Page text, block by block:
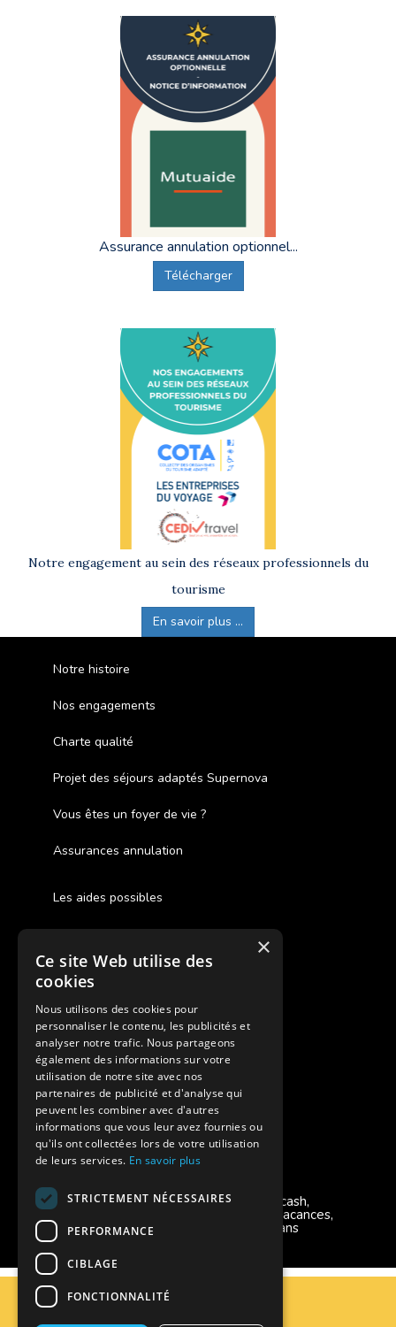
Assurance annulation optionnel...
Télécharger
Notre engagement au sein des réseaux professionnels du
tourisme
En savoir plus ...
Notre histoire
Nos engagements
Charte qualité
Projet des séjours adaptés Supernova
Vous êtes un foyer de vie ?
Assurances annulation
Les aides possibles
Cash Back
Pour les fratries
Facebook Supernova
Instagram Supernova
Colonie de vacances SUPERNOVA
Modes de règlement acceptés
Chèque, Virement, Espèces, Mandats cash,
Bons CAF, Conseil général, Chèques vacances,
Carte bancaire, Prise en charge reçu sans
règlement, Prélèvement
×
Ce site Web utilise des
cookies
Nous utilisons des cookies pour
personnaliser le contenu, les publicités et
analyser notre trafic. Nous partageons
également des informations sur votre
utilisation de notre site avec nos
partenaires de publicité et d'analyse qui
peuvent les combiner avec d'autres
informations que vous leur avez fournies ou
qu'ils ont collectées lors de votre utilisation
de leurs services. En savoir plus
STRICTEMENT NÉCESSAIRES
PERFORMANCE
CIBLAGE
FONCTIONNALITÉ